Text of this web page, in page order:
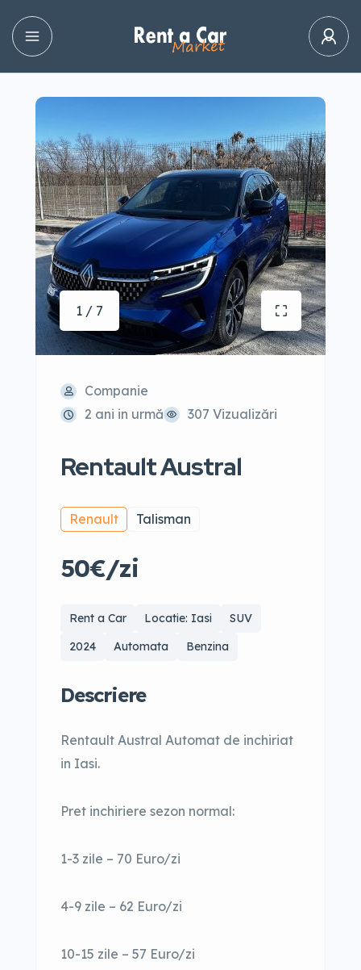
1 / 7
Companie
2 ani in urmă
307 Vizualizări
Rentault Austral
Renault Talisman
50€/zi
Rent a Car Locatie: Iasi
SUV
2024
Automata Benzina
Descriere
Rentault Austral Automat de inchiriat
in Iasi.
Pret inchiriere sezon normal:
1-3 zile – 70 Euro/zi
4-9 zile – 62 Euro/zi
10-15 zile – 57 Euro/zi